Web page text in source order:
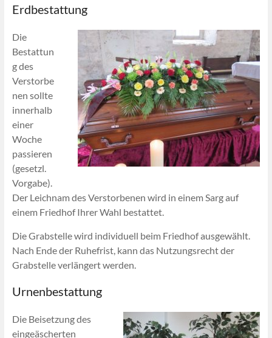
Erdbestattung
Die
Bestattun
g des
Verstorbe
nen sollte
innerhalb
einer
Woche
passieren
(gesetzl.
Vorgabe).
Der Leichnam des Verstorbenen wird in einem Sarg auf
einem Friedhof Ihrer Wahl bestattet.
Die Grabstelle wird individuell beim Friedhof ausgewählt.
Nach Ende der Ruhefrist, kann das Nutzungsrecht der
Grabstelle verlängert werden.
Urnenbestattung
Die Beisetzung des
eingeäscherten